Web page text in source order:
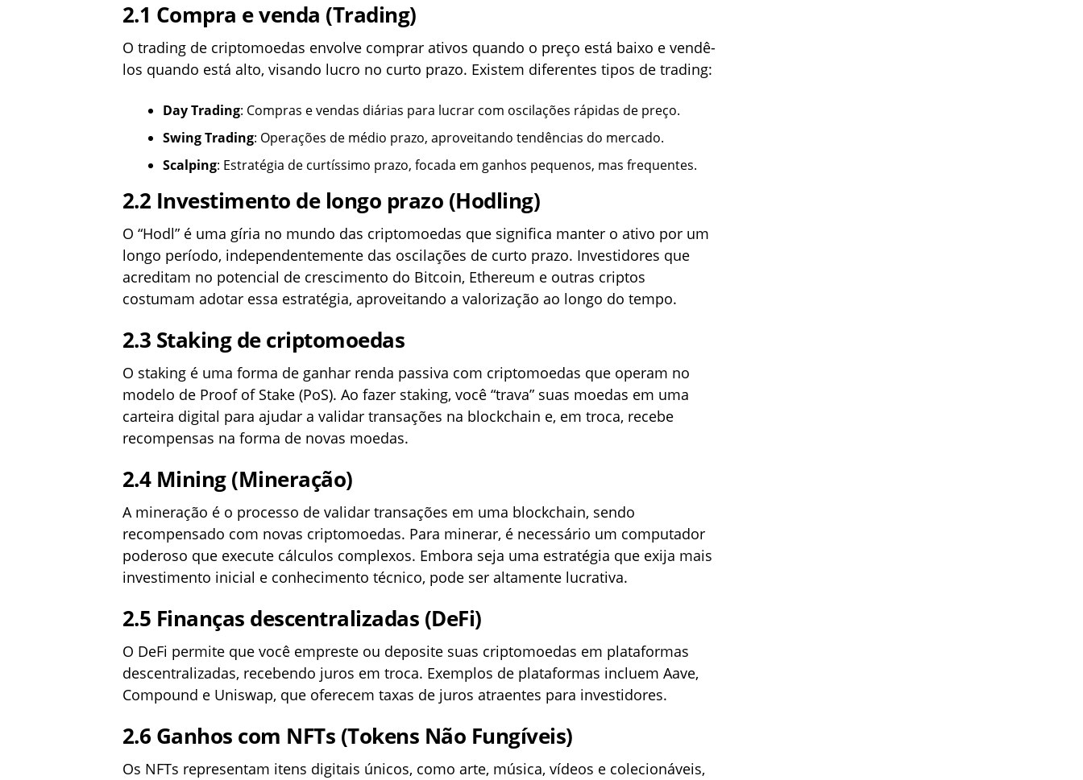
2.1 Compra e venda (Trading)
O trading de criptomoedas envolve comprar ativos quando o preço está baixo e vendê-
los quando está alto, visando lucro no curto prazo. Existem diferentes tipos de trading:
Day Trading: Compras e vendas diárias para lucrar com oscilações rápidas de preço.
Swing Trading: Operações de médio prazo, aproveitando tendências do mercado.
Scalping: Estratégia de curtíssimo prazo, focada em ganhos pequenos, mas frequentes.
2.2 Investimento de longo prazo (Hodling)
O “Hodl” é uma gíria no mundo das criptomoedas que significa manter o ativo por um
longo período, independentemente das oscilações de curto prazo. Investidores que
acreditam no potencial de crescimento do Bitcoin, Ethereum e outras criptos
costumam adotar essa estratégia, aproveitando a valorização ao longo do tempo.
2.3 Staking de criptomoedas
O staking é uma forma de ganhar renda passiva com criptomoedas que operam no
modelo de Proof of Stake (PoS). Ao fazer staking, você “trava” suas moedas em uma
carteira digital para ajudar a validar transações na blockchain e, em troca, recebe
recompensas na forma de novas moedas.
2.4 Mining (Mineração)
A mineração é o processo de validar transações em uma blockchain, sendo
recompensado com novas criptomoedas. Para minerar, é necessário um computador
poderoso que execute cálculos complexos. Embora seja uma estratégia que exija mais
investimento inicial e conhecimento técnico, pode ser altamente lucrativa.
2.5 Finanças descentralizadas (DeFi)
O DeFi permite que você empreste ou deposite suas criptomoedas em plataformas
descentralizadas, recebendo juros em troca. Exemplos de plataformas incluem Aave,
Compound e Uniswap, que oferecem taxas de juros atraentes para investidores.
2.6 Ganhos com NFTs (Tokens Não Fungíveis)
Os NFTs representam itens digitais únicos, como arte, música, vídeos e colecionáveis,